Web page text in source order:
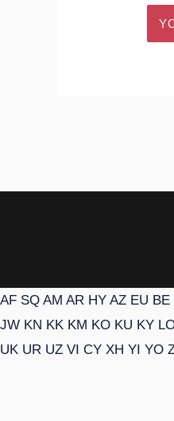
AF SQ AM AR HY AZ EU BE
JW KN KK KM KO KU KY
UK UR UZ VI CY XH YI YO